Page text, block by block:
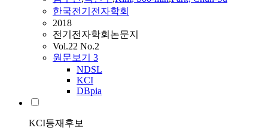
한국전기전자학회
2018
전기전자학회논문지
Vol.22 No.2
원문보기 3
NDSL
KCI
DBpia
KCI등재후보